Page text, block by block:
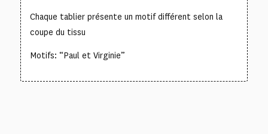
Chaque tablier présente un motif différent selon la
coupe du tissu
Motifs: “Paul et Virginie”